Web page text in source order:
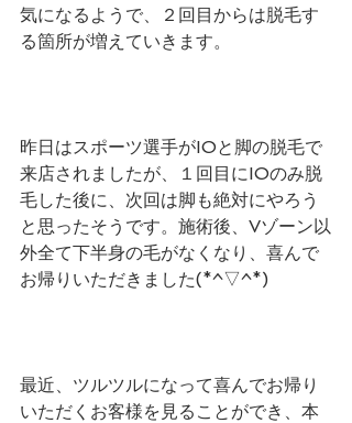
気になるようで、２回目からは脱毛す
る箇所が増えていきます。
昨日はスポーツ選手がIOと脚の脱毛で
来店されましたが、１回目にIOのみ脱
毛した後に、次回は脚も絶対にやろう
と思ったそうです。施術後、Vゾーン以
外全て下半身の毛がなくなり、喜んで
お帰りいただきました(*^▽^*)
最近、ツルツルになって喜んでお帰り
いただくお客様を見ることができ、本